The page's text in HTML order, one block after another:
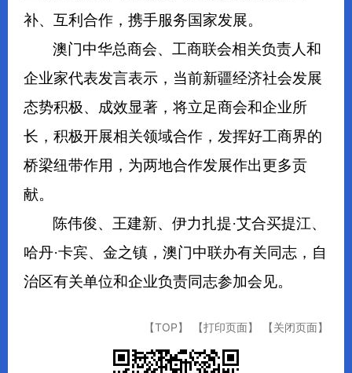
补、互利合作，携手服务国家发展。
澳门中华总商会、工商联会相关负责人和
企业家代表发言表示，当前新疆经济社会发展
态势积极、成效显著，将立足商会和企业所
长，积极开展相关领域合作，发挥好工商界的
桥梁纽带作用，为两地合作发展作出更多贡
献。
陈伟俊、王建新、伊力扎提·艾合买提江、
哈丹·卡宾、金之镇，澳门中联办有关同志，自
治区有关单位和企业负责同志参加会见。
【TOP】 【打印页面】 【关闭页面】